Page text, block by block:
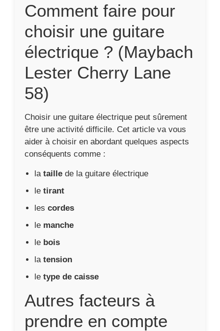
Comment faire pour
choisir une guitare
électrique ? (Maybach
Lester Cherry Lane
58)
Choisir une guitare électrique peut sûrement
être une activité difficile. Cet article va vous
aider à choisir en abordant quelques aspects
conséquents comme :
la taille de la guitare électrique
le tirant
les cordes
le manche
le bois
la tension
le type de caisse
Autres facteurs à
prendre en compte